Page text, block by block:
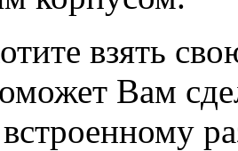
взять
Вам
встроенному